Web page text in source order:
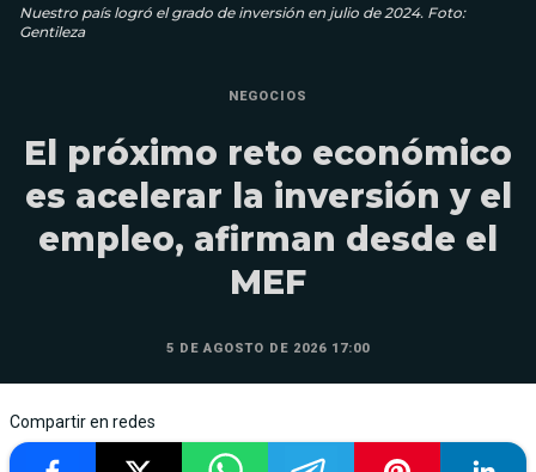
Nuestro país logró el grado de inversión en julio de 2024. Foto:
Gentileza
NEGOCIOS
El próximo reto económico
es acelerar la inversión y el
empleo, afirman desde el
MEF
5 DE AGOSTO DE 2026 17:00
Compartir en redes